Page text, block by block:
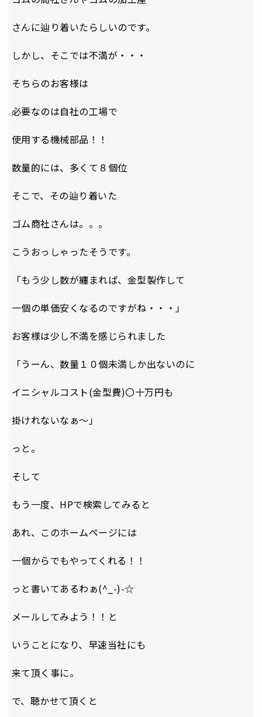
さんに辿り着いたらしいのです。
しかし、そこでは不満が・・・
そちらのお客様は
必要なのは自社の工場で
使用する機械部品！！
数量的には、多くて８個位
そこで、その辿り着いた
ゴム商社さんは。。。
こうおっしゃったそうです。
「もう少し数が纏まれば、金型製作して
一個の単価安くなるのですがね・・・」
お客様は少し不満を感じられました
「うーん、数量１０個未満しか出ないのに
イニシャルコスト(金型費)〇十万円も
掛けれないなぁ～」
っと。
そして
もう一度、HPで検索してみると
あれ、このホームページには
一個からでもやってくれる！！
っと書いてあるわぁ(^_-)-☆
メールしてみよう！！と
いうことになり、早速当社にも
来て頂く事に。
で、聴かせて頂くと